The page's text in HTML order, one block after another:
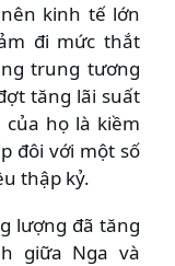
kinh tế lớn
đi mức thắt
trung tương
tăng lãi suất
họ là kiềm
đôi với một số
thập kỷ.
lượng đã tăng
giữa Nga và